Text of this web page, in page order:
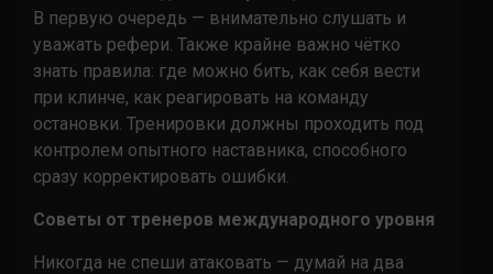
В первую очередь — внимательно слушать и
уважать рефери. Также крайне важно чётко
знать правила: где можно бить, как себя вести
при клинче, как реагировать на команду
остановки. Тренировки должны проходить под
контролем опытного наставника, способного
сразу корректировать ошибки.
Советы от тренеров международного уровня
Никогда не спеши атаковать — думай на два